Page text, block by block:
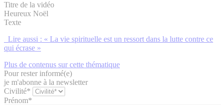
Titre de la vidéo
Heureux Noël
Texte
Lire aussi : « La vie spirituelle est un ressort dans la lutte contre ce
qui écrase »
Plus de contenus sur cette thématique
Pour rester informé(e)
je m'abonne à la newsletter
Civilité*
Prénom*